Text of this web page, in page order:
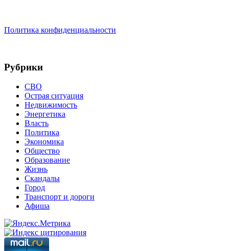
Политика конфиденциальности
Рубрики
СВО
Острая ситуация
Недвижимость
Энергетика
Власть
Политика
Экономика
Общество
Образование
Жизнь
Скандалы
Город
Транспорт и дороги
Афиша